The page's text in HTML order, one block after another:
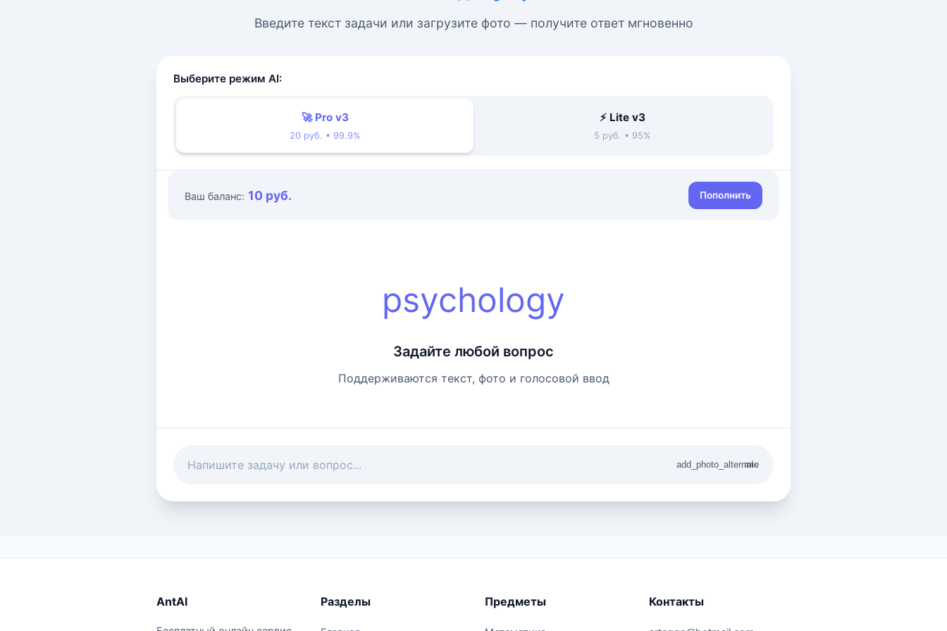
Введите текст задачи или загрузите фото — получите ответ мгновенно
Выберите режим AI:
🚀 Pro v3
20 руб. • 99.9%
⚡ Lite v3
5 руб. • 95%
Ваш баланс: 10 руб. Пополнить
psychology
Задайте любой вопрос
Поддерживаются текст, фото и голосовой ввод
add_photo_alternate
mic
AntAI Разделы Предметы Контакты